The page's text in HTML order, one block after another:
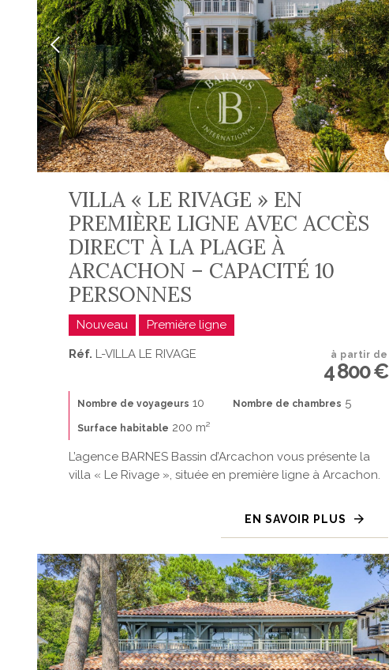
VILLA « LE RIVAGE » EN
PREMIÈRE LIGNE AVEC ACCÈS
DIRECT À LA PLAGE À
ARCACHON – CAPACITÉ 10
PERSONNES
Nouveau Première ligne
Réf. L-VILLA LE RIVAGE à partir de
4 800 €
Nombre de voyageurs 10 Nombre de chambres 5
Surface habitable 200 m²
L’agence BARNES Bassin d’Arcachon vous présente la
villa « Le Rivage », située en première ligne à Arcachon.
EN SAVOIR PLUS